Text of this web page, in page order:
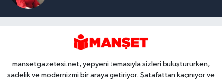
mansetgazetesi.net, yepyeni temasıyla sizleri buluştururken,
sadelik ve modernizmi bir araya getiriyor. Şatafattan kaçınıyor ve